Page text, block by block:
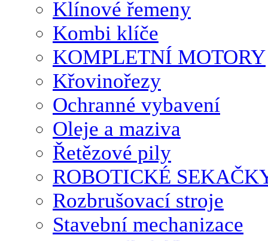
Klínové řemeny
Kombi klíče
KOMPLETNÍ MOTORY
Křovinořezy
Ochranné vybavení
Oleje a maziva
Řetězové pily
ROBOTICKÉ
Rozbrušovací stroje
Stavební mechanizace